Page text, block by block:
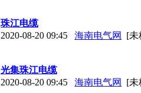
珠江电缆
2020-08-20 09:45
海南电气网 [未
光集珠江电缆
2020-08-20 09:45
海南电气网 [未